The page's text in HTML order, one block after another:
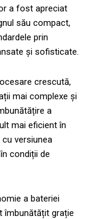
a fost apreciat
său compact,
prin
și sofisticate.
crescută,
mai complexe și
a
mai eficient în
versiunea
condiții de
a bateriei
îmbunătățit grație